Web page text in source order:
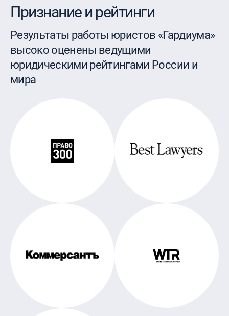
Признание и рейтинги
Результаты работы юристов «Гардиума»
высоко оценены ведущими
юридическими рейтингами России и
мира